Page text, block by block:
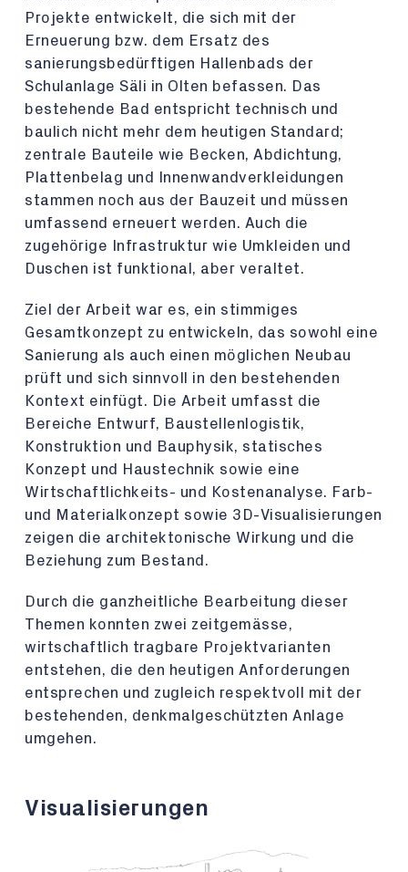
Projekte entwickelt, die sich mit der
Erneuerung bzw. dem Ersatz des
sanierungsbedürftigen Hallenbads der
Schulanlage Säli in Olten befassen. Das
bestehende Bad entspricht technisch und
baulich nicht mehr dem heutigen Standard;
zentrale Bauteile wie Becken, Abdichtung,
Plattenbelag und Innenwandverkleidungen
stammen noch aus der Bauzeit und müssen
umfassend erneuert werden. Auch die
zugehörige Infrastruktur wie Umkleiden und
Duschen ist funktional, aber veraltet.
Ziel der Arbeit war es, ein stimmiges
Gesamtkonzept zu entwickeln, das sowohl eine
Sanierung als auch einen möglichen Neubau
prüft und sich sinnvoll in den bestehenden
Kontext einfügt. Die Arbeit umfasst die
Bereiche Entwurf, Baustellenlogistik,
Konstruktion und Bauphysik, statisches
Konzept und Haustechnik sowie eine
Wirtschaftlichkeits- und Kostenanalyse. Farb-
und Materialkonzept sowie 3D-Visualisierungen
zeigen die architektonische Wirkung und die
Beziehung zum Bestand.
Durch die ganzheitliche Bearbeitung dieser
Themen konnten zwei zeitgemässe,
wirtschaftlich tragbare Projektvarianten
entstehen, die den heutigen Anforderungen
entsprechen und zugleich respektvoll mit der
bestehenden, denkmalgeschützten Anlage
umgehen.
Visualisierungen